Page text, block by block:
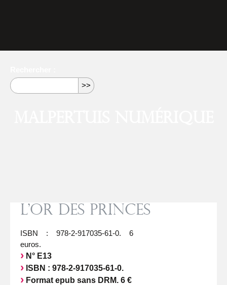
L’or des princes
ISBN : 978-2-917035-61-0. 6
euros.
N° E13
ISBN : 978-2-917035-61-0.
Format epub sans DRM. 6 €